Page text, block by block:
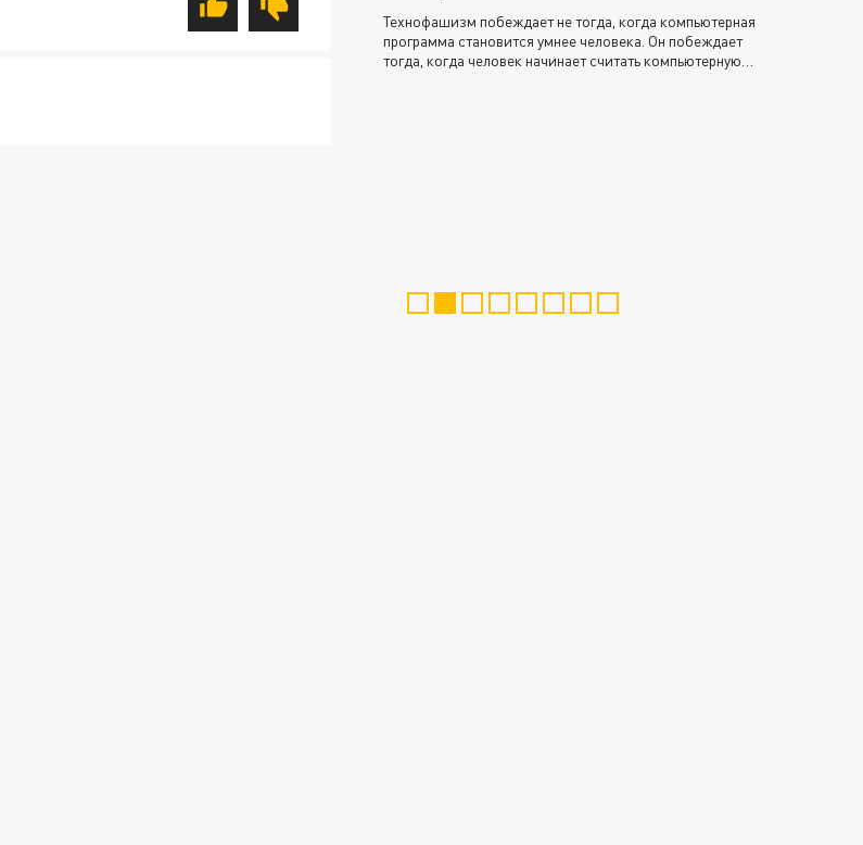
Технофашизм побеждает не тогда, когда компьютерная
программа становится умнее человека. Он побеждает
тогда, когда человек начинает считать компьютерную